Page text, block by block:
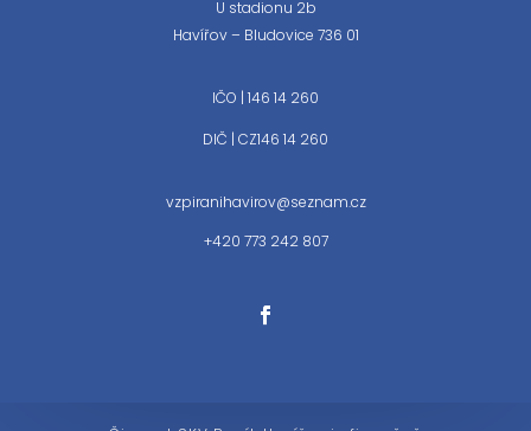
U stadionu 2b
Havířov – Bludovice 736 01
IČO | 146 14 260
DIČ | CZ146 14 260
vzpiranihavirov@seznam.cz
+420 773 242 807